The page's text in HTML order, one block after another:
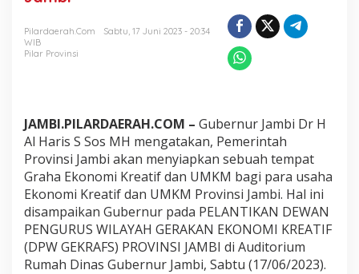
r
i
s
S
i
a
p
k
a
n
G
r
Pilardaerah.com
Sabtu, 17 Juni 2023 - 20:34
WIB
Pilar Provinsi
JAMBI.PILARDAERAH.COM – Gubernur Jambi Dr H
Al Haris S Sos MH mengatakan, Pemerintah
Provinsi Jambi akan menyiapkan sebuah tempat
Graha Ekonomi Kreatif dan UMKM bagi para usaha
Ekonomi Kreatif dan UMKM Provinsi Jambi. Hal ini
disampaikan Gubernur pada PELANTIKAN DEWAN
PENGURUS WILAYAH GERAKAN EKONOMI KREATIF
(DPW GEKRAFS) PROVINSI JAMBI di Auditorium
Rumah Dinas Gubernur Jambi, Sabtu (17/06/2023).